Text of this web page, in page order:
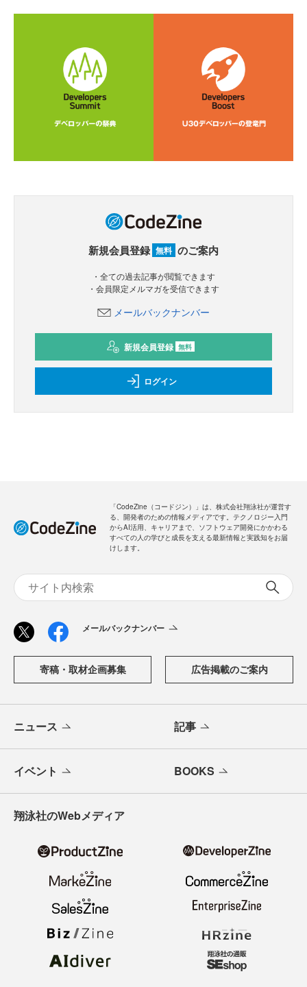
新規会員登録 無料 のご案内
・全ての過去記事が閲覧できます
・会員限定メルマガを受信できます
メールバックナンバー
新規会員登録 無料
ログイン
「CodeZine（コードジン）」は、株式会社翔泳社が運営す
る、開発者のための情報メディアです。テクノロジー入門
からAI活用、キャリアまで、ソフトウェア開発にかかわる
すべての人の学びと成長を支える最新情報と実践知をお届
けします。
メールバックナンバー
寄稿・取材企画募集 広告掲載のご案内
ニュース 記事
イベント BOOKS
翔泳社のWebメディア